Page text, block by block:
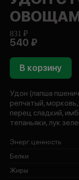
831 ₽
540 ₽
В корзину
Удон (лапша
репчатый,
перец сладкий,
тепаньяки, лук
Энерг. ценность
Белки
Жиры